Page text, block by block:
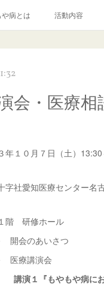
や病とは 活動内容
お問い合わせ
会・医療相
年１０月７日（土）
字社愛知医療センター名
研修ホール
開会のあいさつ
療講演会
講演１『もやもや病に